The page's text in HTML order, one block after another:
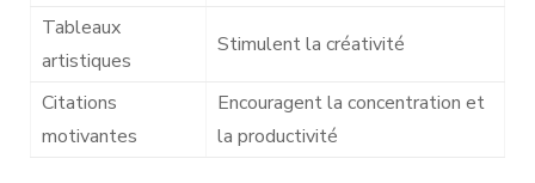
Tableaux
artistiques
Stimulent la créativité
Citations
motivantes
Encouragent la concentration et
la productivité